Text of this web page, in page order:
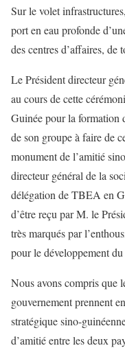
Sur le volet
port en eau profonde
des centres d’affaires, de
Le Président directeur
au cours de cette
Guinée pour la formation
de son groupe à faire de
monument de l’amitié
directeur général de la
délégation de TBEA en
d’être reçu par M. le
très marqués par
pour le développement du
Nous avons compris que
gouvernement prennent
stratégique sino-
d’amitié entre les deux